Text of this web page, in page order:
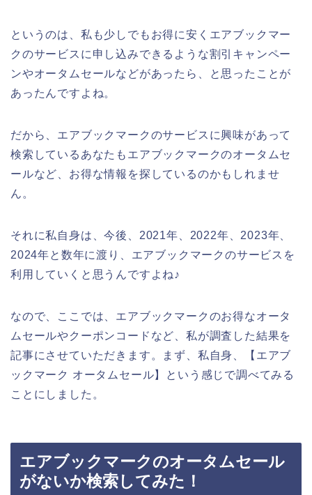
というのは、私も少しでもお得に安くエアブックマー
クのサービスに申し込みできるような割引キャンペー
ンやオータムセールなどがあったら、と思ったことが
あったんですよね。
だから、エアブックマークのサービスに興味があって
検索しているあなたもエアブックマークのオータムセ
ールなど、お得な情報を探しているのかもしれませ
ん。
それに私自身は、今後、2021年、2022年、2023年、
2024年と数年に渡り、エアブックマークのサービスを
利用していくと思うんですよね♪
なので、ここでは、エアブックマークのお得なオータ
ムセールやクーポンコードなど、私が調査した結果を
記事にさせていただきます。まず、私自身、【エアブ
ックマーク オータムセール】という感じで調べてみる
ことにしました。
エアブックマークのオータムセール
がないか検索してみた！